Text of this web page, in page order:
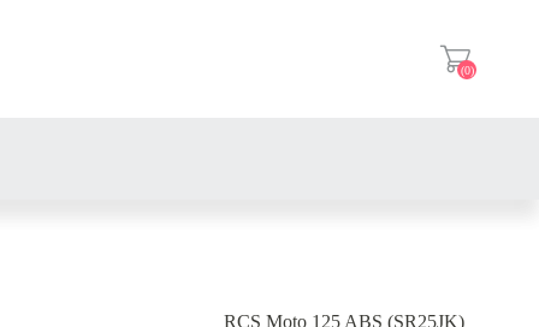
(0)
RCS Moto 125 ABS (SR25JK)